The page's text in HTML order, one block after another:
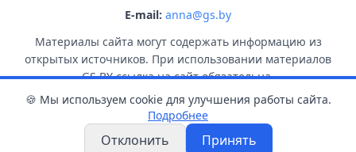
E-mail: anna@gs.by
Материалы сайта могут содержать информацию из
открытых источников. При использовании материалов
GS.BY ссылка на сайт обязательна.
© 2026 GS.BY. Все права защищены.
🍪 Мы используем cookie для улучшения работы сайта.
Подробнее
Отклонить Принять